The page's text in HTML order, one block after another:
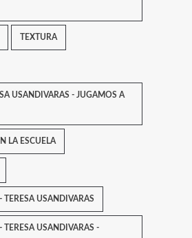
TEXTURA
USANDIVARAS - JUGAMOS A
LA ESCUELA
TERESA USANDIVARAS
TERESA USANDIVARAS -